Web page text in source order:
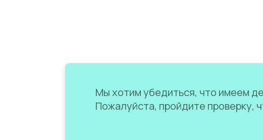
Мы хотим убедиться, что имеем
Пожалуйста, пройдите проверку,